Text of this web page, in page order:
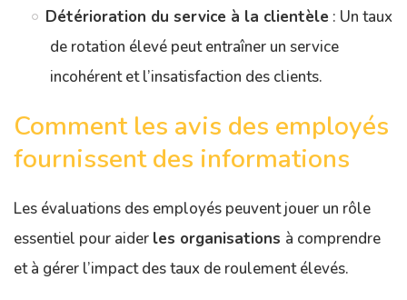
Détérioration du service à la clientèle : Un taux
de rotation élevé peut entraîner un service
incohérent et l’insatisfaction des clients.
Comment les avis des employés
fournissent des informations
Les évaluations des employés peuvent jouer un rôle
essentiel pour aider les organisations à comprendre
et à gérer l’impact des taux de roulement élevés.